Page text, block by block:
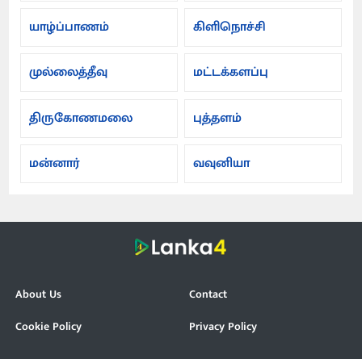
யாழ்ப்பாணம் கிளிநொச்சி
முல்லைத்தீவு மட்டக்களப்பு
திருகோணமலை புத்தளம்
மன்னார் வவுனியா
About Us
Contact
Cookie Policy
Privacy Policy